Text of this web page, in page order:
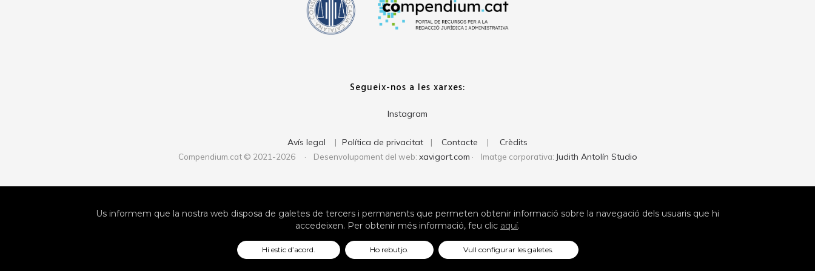
Segueix-nos a les xarxes:
Instagram
Avís legal | Política de privacitat | Contacte | Crèdits
Compendium.cat © 2021-2026 · Desenvolupament del web: xavigort.com · Imatge corporativa: Judith Antolín Studio
Us informem que la nostra web disposa de galetes de tercers i permanents que permeten obtenir informació sobre la navegació dels usuaris que hi
accedeixen. Per obtenir més informació, feu clic aquí.
Hi estic d’acord. Ho rebutjo. Vull configurar les galetes.